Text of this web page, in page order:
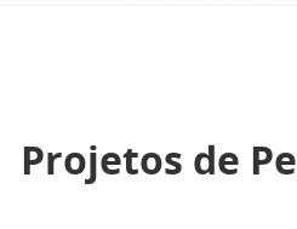
Projetos de